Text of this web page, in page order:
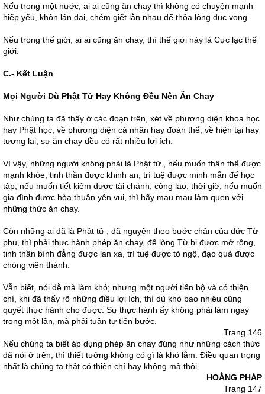
Nếu trong một nước, ai ai cũng ăn chay thì không có chuyện mạnh
hiếp yếu, khôn lán dại, chém giết lẫn nhau để thỏa lòng dục vọng.
Nếu trong thế giới, ai ai cũng ăn chay, thì thế giới này là Cực lạc thế
giới.
C.- Kết Luận
Mọi Người Dù Phật Tử Hay Không Ðều Nên Ăn Chay
Như chúng ta đã thấy ở các đoạn trên, xét về phương diện khoa học
hay Phật học, về phương diện cá nhân hay đoàn thể, về hiện tại hay
tương lai, sự ăn chay đều có rất nhiều lợi ích.
Vì vậy, những người không phải là Phật tử , nếu muốn thân thể được
mạnh khỏe, tinh thần được khinh an, trí tuệ được minh mẫn để học
tập; nếu muốn tiết kiệm được tài chánh, công lao, thời giờ, nếu muốn
gia đình được hòa thuận yên vui, thì hãy mau mau làm quen với
những thức ăn chay.
Còn những ai đã là Phật tử , đã nguyện theo bước chân của đức Từ
phụ, thì phải thực hành phép ăn chay, để lòng Từ bi được mở rộng,
tinh thần bình đẳng được lan xa, trí tuệ được tỏ ngộ, đạo quả được
chóng viên thành.
Vẫn biết, nói dễ mà làm khó; nhưng một người tiến bộ và có thiện
chí, khi đã thấy rõ những điều lợi ích, thì dù khó bao nhiêu cũng
quyết thực hành cho được. Sự thực hành ấy không phải làm ngay
trong một lần, mà phải tuần tự tiến bước.
Trang 146
Nếu chúng ta biết áp dụng phép ăn chay đúng như những cách thức
đã nói ở trên, thì thiết tưởng không có gì là khó lắm. Ðiều quan trọng
nhất là chúng ta thật có thiện chí hay không mà thôi.
HOẰNG PHÁP
Trang 147